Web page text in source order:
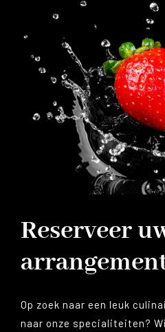
Reserveer
Op zoek naar een leuk
naar onze specialiteiten?